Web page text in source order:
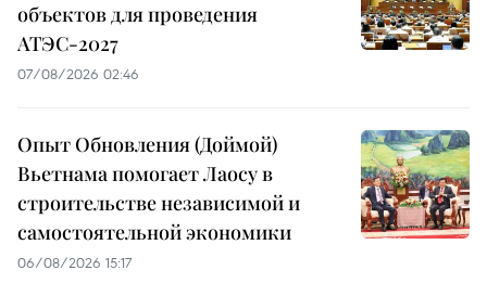
объектов для проведения
АТЭС-2027
07/08/2026 02:46
Опыт Обновления (Доймой)
Вьетнама помогает Лаосу в
строительстве независимой и
самостоятельной экономики
06/08/2026 15:17